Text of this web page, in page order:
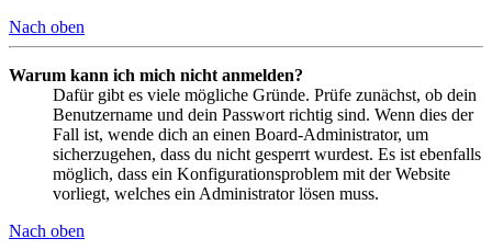
Nach oben
Warum kann ich mich nicht anmelden?
Dafür gibt es viele mögliche Gründe. Prüfe zunächst, ob dein
Benutzername und dein Passwort richtig sind. Wenn dies der
Fall ist, wende dich an einen Board-Administrator, um
sicherzugehen, dass du nicht gesperrt wurdest. Es ist ebenfalls
möglich, dass ein Konfigurationsproblem mit der Website
vorliegt, welches ein Administrator lösen muss.
Nach oben